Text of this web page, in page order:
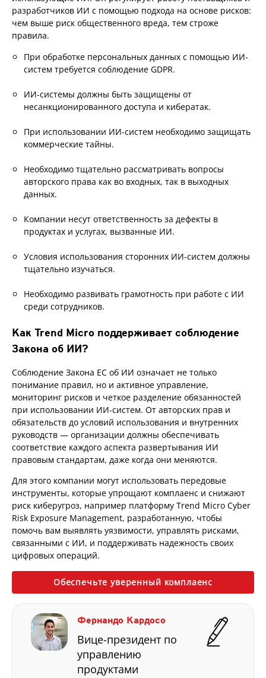
разработчиков ИИ с помощью подхода на основе рисков:
чем выше риск общественного вреда, тем строже
правила.
При обработке персональных данных с помощью ИИ-
систем требуется соблюдение GDPR.
ИИ-системы должны быть защищены от
несанкционированного доступа и кибератак.
При использовании ИИ-систем необходимо защищать
коммерческие тайны.
Необходимо тщательно рассматривать вопросы
авторского права как во входных, так в выходных
данных.
Компании несут ответственность за дефекты в
продуктах и услугах, вызванные ИИ.
Условия использования сторонних ИИ-систем должны
тщательно изучаться.
Необходимо развивать грамотность при работе с ИИ
среди сотрудников.
Как Trend Micro поддерживает соблюдение
Закона об ИИ?
Соблюдение Закона ЕС об ИИ означает не только
понимание правил, но и активное управление,
мониторинг рисков и четкое разделение обязанностей
при использовании ИИ-систем. От авторских прав и
обязательств до условий использования и внутренних
руководств — организации должны обеспечивать
соответствие каждого аспекта развертывания ИИ
правовым стандартам, даже когда они меняются.
Для этого компании могут использовать передовые
инструменты, которые упрощают комплаенс и снижают
риск киберугроз, например платформу Trend Micro Cyber
Risk Exposure Management, разработанную, чтобы
помочь вам выявлять уязвимости, управлять рисками,
связанными с ИИ, и поддерживать надежность своих
цифровых операций.
Обеспечьте уверенный комплаенс
Фернандо Кардосо
Вице-президент по
управлению
продуктами